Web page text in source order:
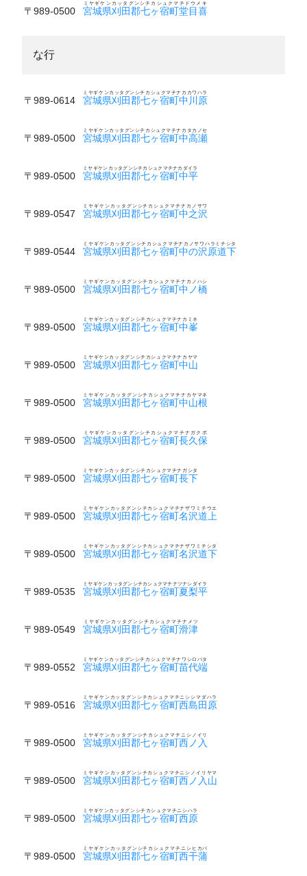
〒989-0500 宮城県刈田郡七ヶ宿町堂目喜
ミヤギケンカッタグンシチカシュクマチドウメキ
な行
〒989-0614 宮城県刈田郡七ヶ宿町中川原
ミヤギケンカッタグンシチカシュクマチナカカワハラ
〒989-0500 宮城県刈田郡七ヶ宿町中高瀬
ミヤギケンカッタグンシチカシュクマチナカタカノセ
〒989-0500 宮城県刈田郡七ヶ宿町中平
ミヤギケンカッタグンシチカシュクマチナカダイラ
〒989-0547 宮城県刈田郡七ヶ宿町中之沢
ミヤギケンカッタグンシチカシュクマチナカノサワ
〒989-0544 宮城県刈田郡七ヶ宿町中の沢原道下
ミヤギケンカッタグンシチカシュクマチナカノサワハラミチシタ
〒989-0500 宮城県刈田郡七ヶ宿町中ノ橋
ミヤギケンカッタグンシチカシュクマチナカノハシ
〒989-0500 宮城県刈田郡七ヶ宿町中峯
ミヤギケンカッタグンシチカシュクマチナカミネ
〒989-0500 宮城県刈田郡七ヶ宿町中山
ミヤギケンカッタグンシチカシュクマチナカヤマ
〒989-0500 宮城県刈田郡七ヶ宿町中山根
ミヤギケンカッタグンシチカシュクマチナカヤマネ
〒989-0500 宮城県刈田郡七ヶ宿町長久保
ミヤギケンカッタグンシチカシュクマチナガクボ
〒989-0500 宮城県刈田郡七ヶ宿町長下
ミヤギケンカッタグンシチカシュクマチナガシタ
〒989-0500 宮城県刈田郡七ヶ宿町名沢道上
ミヤギケンカッタグンシチカシュクマチナザワミチウエ
〒989-0500 宮城県刈田郡七ヶ宿町名沢道下
ミヤギケンカッタグンシチカシュクマチナザワミチシタ
〒989-0535 宮城県刈田郡七ヶ宿町夏梨平
ミヤギケンカッタグンシチカシュクマチナツナシダイラ
〒989-0549 宮城県刈田郡七ヶ宿町滑津
ミヤギケンカッタグンシチカシュクマチナメツ
〒989-0552 宮城県刈田郡七ヶ宿町苗代端
ミヤギケンカッタグンシチカシュクマチナワシロバタ
〒989-0516 宮城県刈田郡七ヶ宿町西島田原
ミヤギケンカッタグンシチカシュクマチニシシマダハラ
〒989-0500 宮城県刈田郡七ヶ宿町西ノ入
ミヤギケンカッタグンシチカシュクマチニシノイリ
〒989-0500 宮城県刈田郡七ヶ宿町西ノ入山
ミヤギケンカッタグンシチカシュクマチニシノイリヤマ
〒989-0500 宮城県刈田郡七ヶ宿町西原
ミヤギケンカッタグンシチカシュクマチニシハラ
〒989-0500 宮城県刈田郡七ヶ宿町西干蒲
ミヤギケンカッタグンシチカシュクマチニシヒカバ